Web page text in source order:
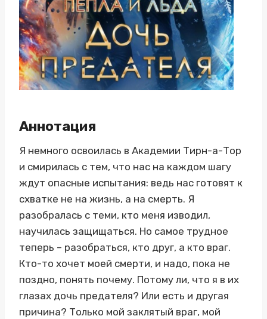
Аннотация
Я немного освоилась в Академии Тирн-а-Тор
и смирилась с тем, что нас на каждом шагу
ждут опасные испытания: ведь нас готовят к
схватке не на жизнь, а на смерть. Я
разобралась с теми, кто меня изводил,
научилась защищаться. Но самое трудное
теперь – разобраться, кто друг, а кто враг.
Кто-то хочет моей смерти, и надо, пока не
поздно, понять почему. Потому ли, что я в их
глазах дочь предателя? Или есть и другая
причина? Только мой заклятый враг, мой